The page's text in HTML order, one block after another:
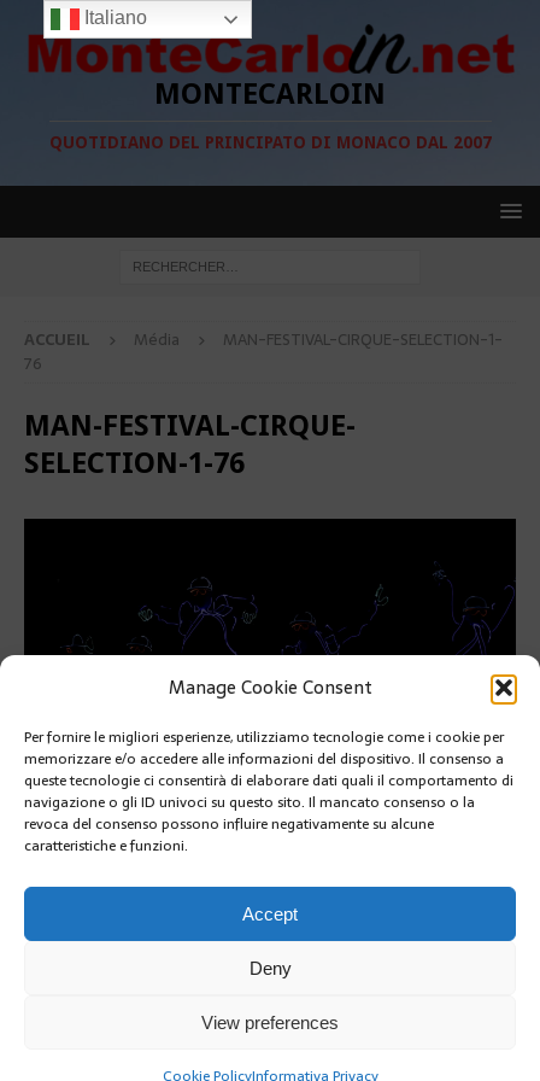
Manage Cookie Consent
Per fornire le migliori esperienze, utilizziamo tecnologie come i cookie per
memorizzare e/o accedere alle informazioni del dispositivo. Il consenso a
queste tecnologie ci consentirà di elaborare dati quali il comportamento di
navigazione o gli ID univoci su questo sito. Il mancato consenso o la
revoca del consenso possono influire negativamente su alcune
caratteristiche e funzioni.
Accept
Deny
View preferences
Cookie PolicyInformativa Privacy
MONTECARLOIN
QUOTIDIANO DEL PRINCIPATO DI MONACO DAL 2007
ACCUEIL Média
MAN-FESTIVAL-CIRQUE-SELECTION-1-
76
MAN-FESTIVAL-CIRQUE-
SELECTION-1-76
Italiano